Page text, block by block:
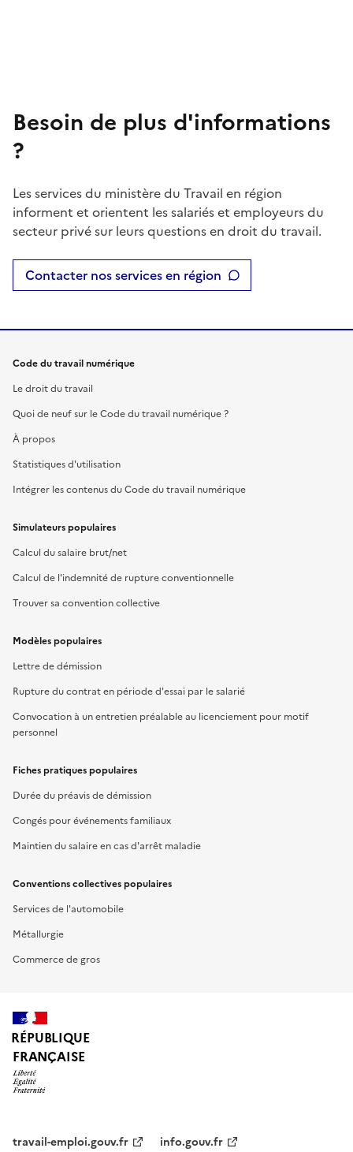
Besoin de plus d'informations
?
Les services du ministère du Travail en région
informent et orientent les salariés et employeurs du
secteur privé sur leurs questions en droit du travail.
Contacter nos services en région
Code du travail numérique
Le droit du travail
Quoi de neuf sur le Code du travail numérique ?
À propos
Statistiques d'utilisation
Intégrer les contenus du Code du travail numérique
Simulateurs populaires
Calcul du salaire brut/net
Calcul de l'indemnité de rupture conventionnelle
Trouver sa convention collective
Modèles populaires
Lettre de démission
Rupture du contrat en période d'essai par le salarié
Convocation à un entretien préalable au licenciement pour motif
personnel
Fiches pratiques populaires
Durée du préavis de démission
Congés pour événements familiaux
Maintien du salaire en cas d'arrêt maladie
Conventions collectives populaires
Services de l'automobile
Métallurgie
Commerce de gros
RÉPUBLIQUE
FRANÇAISE
travail-emploi.gouv.fr
info.gouv.fr